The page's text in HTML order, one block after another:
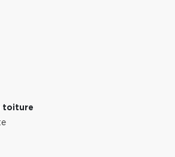
toiture